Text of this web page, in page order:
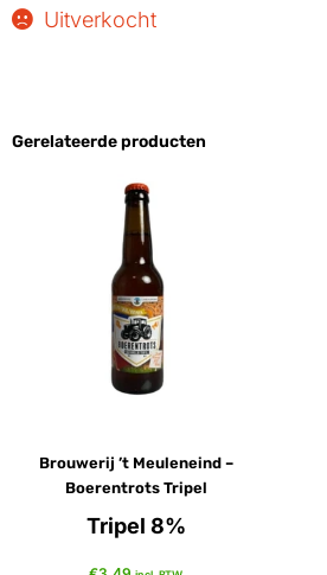
Uitverkocht
Gerelateerde producten
Brouwerij ’t Meuleneind –
Boerentrots Tripel
Tripel 8%